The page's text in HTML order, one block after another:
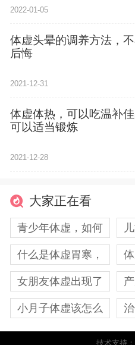
2022-01-05
体虚头晕的调养方法，不
后悔
2021-12-31
体虚体热，可以吃温补
可以适当锻炼
2021-12-28
大家正在看
青少年体虚，如何
什么是体虚胃寒，
女朋友体虚出现了
小月子体虚该怎么
技术支持